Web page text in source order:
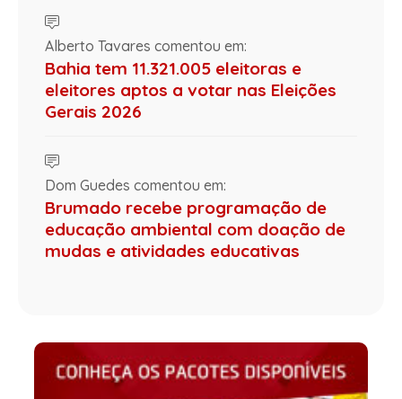
Alberto Tavares comentou em:
Bahia tem 11.321.005 eleitoras e
eleitores aptos a votar nas Eleições
Gerais 2026
Dom Guedes comentou em:
Brumado recebe programação de
educação ambiental com doação de
mudas e atividades educativas